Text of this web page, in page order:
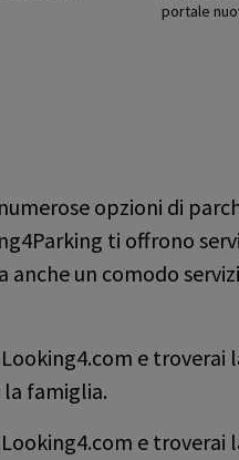
portale
opzioni di
ti offrono
anche un comodo
e troverai
la famiglia.
e troverai